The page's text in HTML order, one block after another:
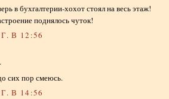
в бухгалтерии-хохот стоял на весь этаж!
поднялось чуток!
В 12:56
сих пор смеюсь.
В 14:56